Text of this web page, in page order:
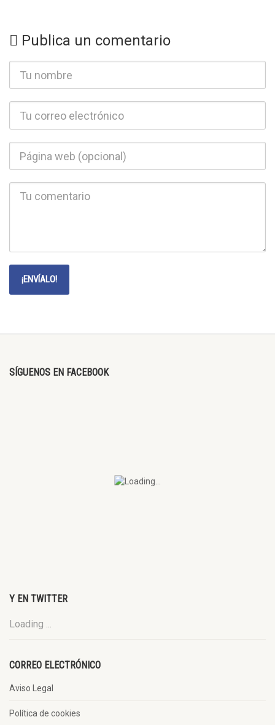
Publica un comentario
SÍGUENOS EN FACEBOOK
Y EN TWITTER
Loading ...
CORREO ELECTRÓNICO
Aviso Legal
Política de cookies